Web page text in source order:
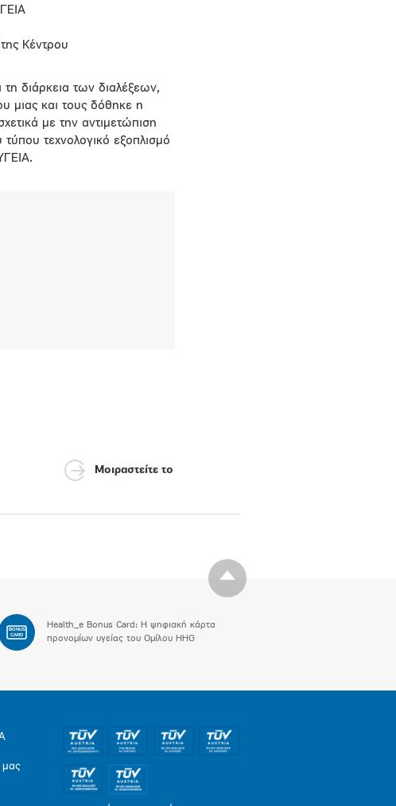
Κέντρου
διάρκεια των διαλέξεων,
μιας και τους δόθηκε η
με την αντιμετώπιση
τεχνολογικό εξοπλισμό
Μοιραστείτε το
BONUS
CARD
Health_e Bonus Card: H ψηφιακή κάρτα
προνομίων υγείας του Ομίλου HHG
μας